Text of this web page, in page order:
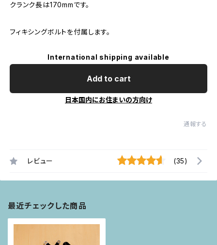
クランク長は170mmです。
フィキシングボルトを付属します。
International shipping available
Add to cart
日本国内にお住まいの方向け
通報する
レビュー (35)
最近チェックした商品